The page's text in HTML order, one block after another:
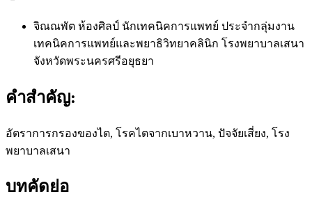
จิณณพัต ห้องศิลป์ นักเทคนิคการแพทย์ ประจำกลุ่มงาน
เทคนิคการแพทย์และพยาธิวิทยาคลินิก โรงพยาบาลเสนา
จังหวัดพระนครศรีอยุธยา
คำสำคัญ:
อัตราการกรองของไต, โรคไตจากเบาหวาน, ปัจจัยเสี่ยง, โรง
พยาบาลเสนา
บทคัดย่อ